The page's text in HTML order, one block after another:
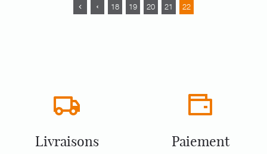
18 19 20 21 22
Livraisons Paiement